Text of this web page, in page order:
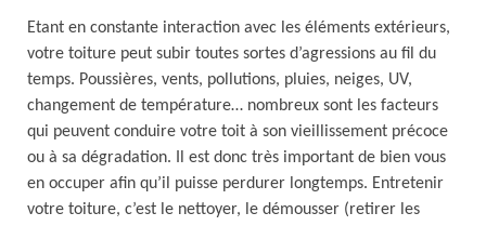
Etant en constante interaction avec les éléments extérieurs,
votre toiture peut subir toutes sortes d’agressions au fil du
temps. Poussières, vents, pollutions, pluies, neiges, UV,
changement de température… nombreux sont les facteurs
qui peuvent conduire votre toit à son vieillissement précoce
ou à sa dégradation. Il est donc très important de bien vous
en occuper afin qu’il puisse perdurer longtemps. Entretenir
votre toiture, c’est le nettoyer, le démousser (retirer les